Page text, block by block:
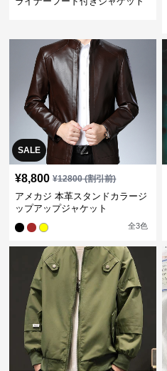
SALE
¥8,800 ¥12800(割引前)
アメカジ 本革スタンドカラージ
ップアップジャケット
全3色